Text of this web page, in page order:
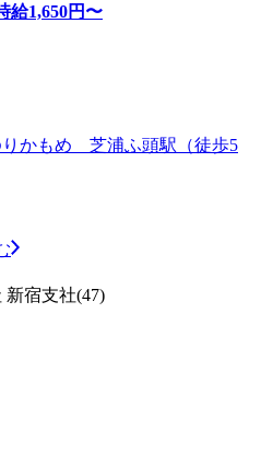
給1,650円〜
かもめ 芝浦ふ頭駅（徒歩5
宿支社(47)